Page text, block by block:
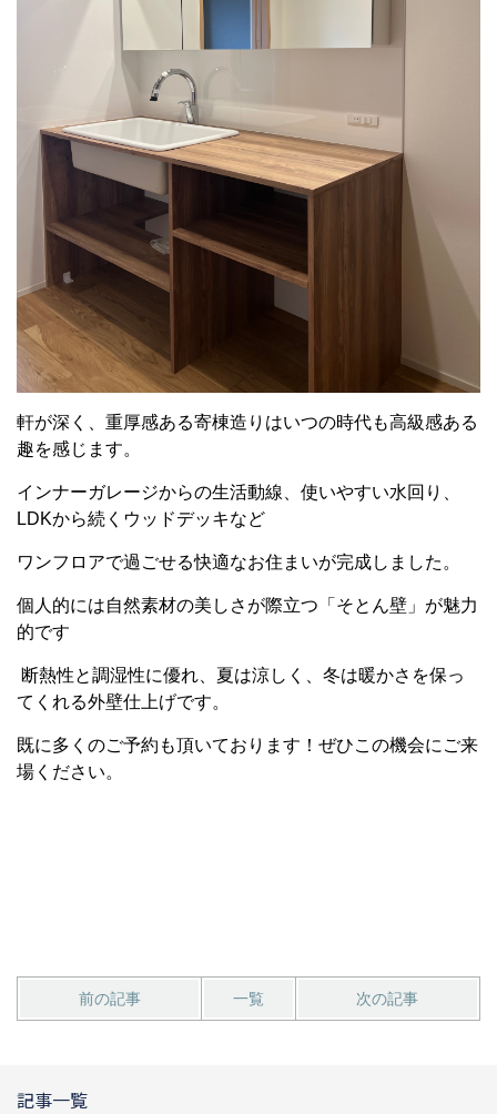
軒が深く、重厚感ある寄棟造りはいつの時代も高級感ある
趣を感じます。
インナーガレージからの生活動線、使いやすい水回り、
LDKから続くウッドデッキなど
ワンフロアで過ごせる快適なお住まいが完成しました。
個人的には自然素材の美しさが際立つ「そとん壁」が魅力
的です
断熱性と調湿性に優れ、夏は涼しく、冬は暖かさを保っ
てくれる外壁仕上げです。
既に多くのご予約も頂いております！ぜひこの機会にご来
場ください。
前の記事 一覧 次の記事
記事一覧